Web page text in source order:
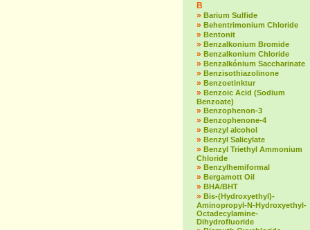
B
» Barium Sulfide
» Behentrimonium Chloride
» Bentonit
» Benzalkonium Bromide
» Benzalkonium Chloride
» Benzalkónium Saccharinate
» Benzisothiazolinone
» Benzoetinktur
» Benzoic Acid (Sodium
Benzoate)
» Benzophenon-3
» Benzophenone-4
» Benzyl alcohol
» Benzyl Salicylate
» Benzyl Triethyl Ammonium
Chloride
» Benzylhemiformal
» Bergamott Oil
» BHA/BHT
» Bis-(Hydroxyethyl)-
Aminopropyl-N-Hydroxyethyl-
Octadecylamine-
Dihydrofluoride